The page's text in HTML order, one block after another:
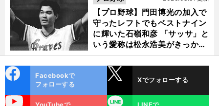
【プロ野球】門田博光の加入で
守ったレフトでもベストナイン
に輝いた石嶺和彦 「サッサ」と
いう愛称は松永浩美がきっか
け？
ok
Facebookで
フォローする
Xでフォローする
LINE